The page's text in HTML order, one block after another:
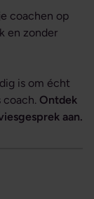
coachen op
en zonder
is om écht
coach. Ontdek
aan.